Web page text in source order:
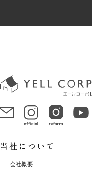
当社について
会社概要